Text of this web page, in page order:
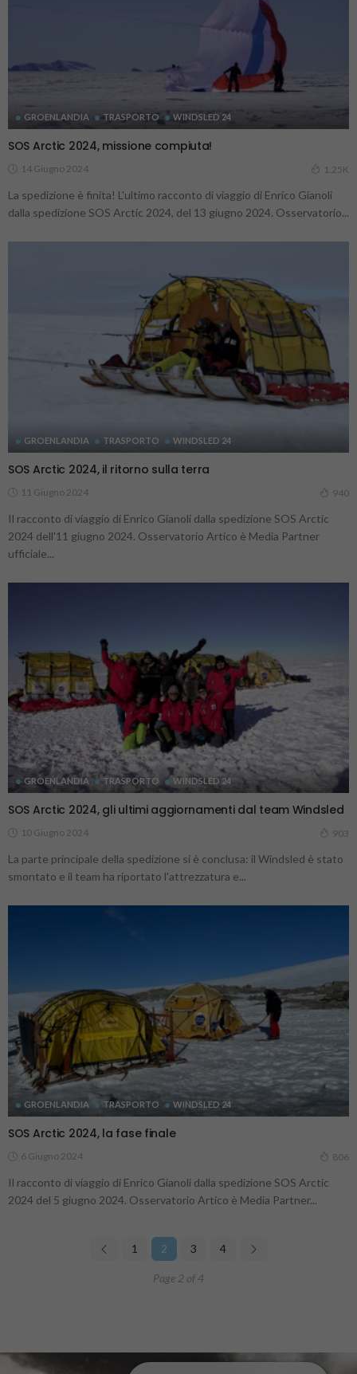
GROENLANDIA TRASPORTO WINDSLED 24
SOS Arctic 2024, missione compiuta!
14 Giugno 2024 1.25K
La spedizione è finita! L'ultimo racconto di viaggio di Enrico Gianoli
dalla spedizione SOS Arctic 2024, del 13 giugno 2024. Osservatorio...
GROENLANDIA TRASPORTO WINDSLED 24
SOS Arctic 2024, il ritorno sulla terra
11 Giugno 2024 940
Il racconto di viaggio di Enrico Gianoli dalla spedizione SOS Arctic
2024 dell'11 giugno 2024. Osservatorio Artico è Media Partner
ufficiale...
GROENLANDIA TRASPORTO WINDSLED 24
SOS Arctic 2024, gli ultimi aggiornamenti dal team Windsled
10 Giugno 2024 903
La parte principale della spedizione si è conclusa: il Windsled è stato
smontato e il team ha riportato l'attrezzatura e...
GROENLANDIA TRASPORTO WINDSLED 24
SOS Arctic 2024, la fase finale
6 Giugno 2024 806
Il racconto di viaggio di Enrico Gianoli dalla spedizione SOS Arctic
2024 del 5 giugno 2024. Osservatorio Artico è Media Partner...
1 2 3 4
Page 2 of 4